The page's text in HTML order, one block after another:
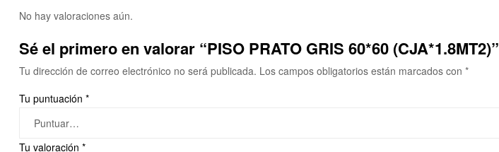
No hay valoraciones aún.
Sé el primero en valorar “PISO PRATO GRIS 60*60 (CJA*1.8MT2)”
Tu dirección de correo electrónico no será publicada. Los campos obligatorios están marcados con *
Tu puntuación *
Tu valoración *